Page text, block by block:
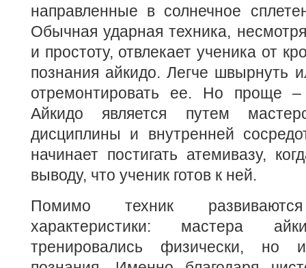
направленные в солнечное
Обычная ударная техника,
и простоту, отвлекает ученика от
познания айкидо. Легче швырнуть
отремонтировать ее. Но проще
Айкидо является путем
дисциплины и внутренней
начинает постигать атемивазу,
выводу, что ученик готов к ней.
Помимо техник
характеристики: мастера
тренировались физически, но